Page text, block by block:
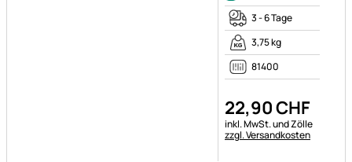
Selbsttränke für Rinder und Pferde, schwarz
Tränkebecken aus Guss mit ca. 1,45 L Volumen
81400
22,90CHF
Steuerhinweis:
inkl. MwSt. und Zölle
zzgl. Versandkosten